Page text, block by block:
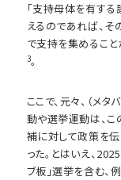
「支持母体を有する
えるのであれば、
で支持を集めるこ
3。
ここで、元々、（メ
動や選挙運動は、
補に対して政策を
った。とはいえ、
ブ板」選挙を含む、